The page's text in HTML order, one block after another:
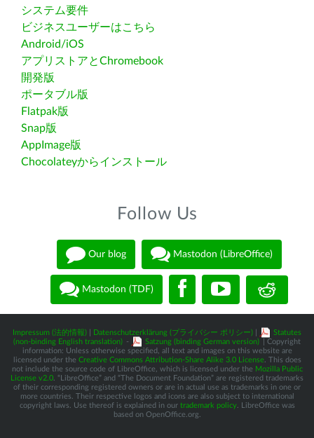
システム要件
ビジネスユーザーはこちら
Android/iOS
アプリストアとChromebook
開発版
ポータブル版
Flatpak版
Snap版
AppImage版
Chocolateyからインストール
Follow Us
Our blog Mastodon (LibreOffice)
Mastodon (TDF)
Impressum (法的情報) Datenschutzerklärung (プライバシー ポリシー)
Statutes
(non-binding English translation) - Satzung (binding German version)
| Copyright
information: Unless otherwise specified, all text and images on this website are
licensed under the Creative Commons Attribution-Share Alike 3.0 License. This does
not include the source code of LibreOffice, which is licensed under the Mozilla Public
License v2.0 . “LibreOffice” and “The Document Foundation” are registered trademarks
of their corresponding registered owners or are in actual use as trademarks in one or
more countries. Their respective logos and icons are also subject to international
copyright laws. Use thereof is explained in our trademark policy. LibreOffice was
based on OpenOffice.org.